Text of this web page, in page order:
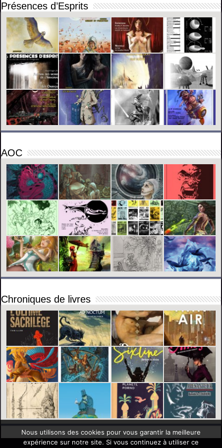
Présences d’Esprits
AOC
Chroniques de livres
Nous utilisons des cookies pour vous garantir la meilleure
expérience sur notre site. Si vous continuez à utiliser ce